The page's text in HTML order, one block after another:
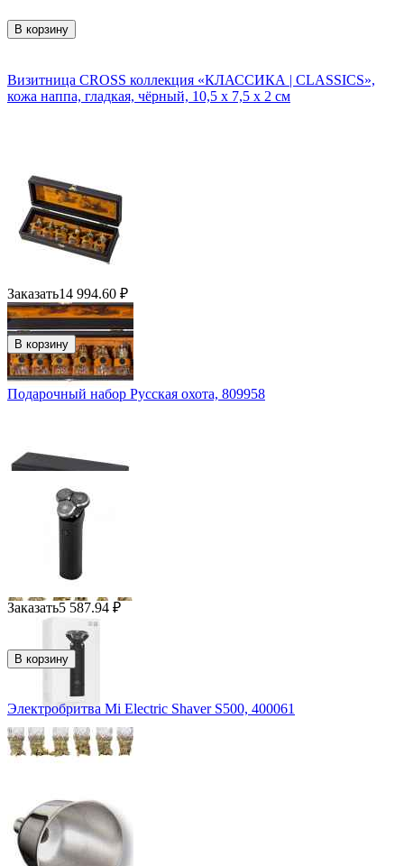
В корзину
Визитница CROSS коллекция «КЛАССИКА | CLASSICS»,
кожа наппа, гладкая, чёрный, 10,5 х 7,5 х 2 см
Заказать14 994.60 ₽
В корзину
Подарочный набор Русская охота, 809958
Заказать5 587.94 ₽
В корзину
Электробритва Mi Electric Shaver S500, 400061